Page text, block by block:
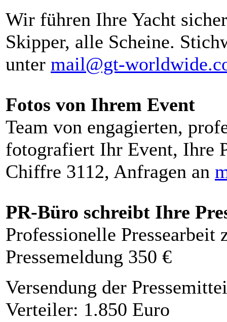
Wir führen Ihre Yacht
Skipper, alle Scheine.
unter mail@gt-
Fotos von Ihrem Event
Team von engagierten,
fotografiert Ihr Event, Ihre
Chiffre 3112, Anfragen an
PR-Büro schreibt Ihre
Professionelle Pressearbeit
Pressemeldung 350 €
Versendung der
Verteiler: 1.850 Euro